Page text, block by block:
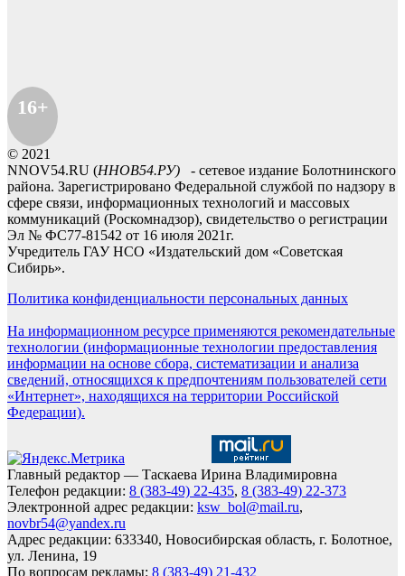
16+
© 2021
NNOV54.RU (ННОВ54.РУ) - сетевое издание Болотнинского
района. Зарегистрировано Федеральной службой по надзору в
сфере связи, информационных технологий и массовых
коммуникаций (Роскомнадзор), свидетельство о регистрации
Эл № ФС77-81542 от 16 июля 2021г.
Учредитель ГАУ НСО «Издательский дом «Советская
Сибирь».
Политика конфиденциальности персональных данных
На информационном ресурсе применяются рекомендательные
технологии (информационные технологии предоставления
информации на основе сбора, систематизации и анализа
сведений, относящихся к предпочтениям пользователей сети
«Интернет», находящихся на территории Российской
Федерации).
Главный редактор — Таскаева Ирина Владимировна
Телефон редакции: 8 (383-49) 22-435, 8 (383-49) 22-373
Электронной адрес редакции: ksw_bol@mail.ru,
novbr54@yandex.ru
Адрес редакции: 633340, Новосибирская область, г. Болотное,
ул. Ленина, 19
По вопросам рекламы: 8 (383-49) 21-432